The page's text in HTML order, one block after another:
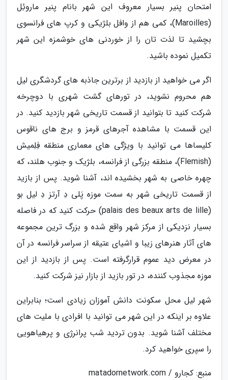
امتحان پنیر بسیار معروف این شهر بانام پنیر ماروئِل
(Maroilles)، کمی هم از وافل بلژیکی و کرپ های فرانسوی
بچشید تا لذت تان را از خوردنی های خوشمزه این شهر
تکمیل نموده باشید.
اگر می خواهید از بازدید از برترین جاذبه های گردشگری لیل
هم محروم نشوید، در تورهای گشت شهری با دوچرخه
شرکت کنید تا بتوانید از قسمت تاریخی شهر بازدید کنید. در
این قسمت با مشاهده آجرهای قرمز و برج های ناقوس
کلیساها می توانید با ویژگی های معماری منطقه فِلِمیش
(Flemish)، منطقه بزرگی از فرانسه، بلژیک و جنوب هلند، که
چهره خاصی به شهر بخشیده اند، آشنا شوید. پس از بازید
از قسمت تاریخی شهر به سمت موزه پَلی دِ آرتز دِ لیل بو
(palais des beaux arts de lille) حرکت کنید که در فاصله
بسیار نزدیکی از مرکز شهر واقع شده و بزرگ ترین مجموعه
های آثار هنرهای زیبا و اشیای عتیقه از سراسر فرانسه در آن
در معرض دید عموم قرارگرفته است. پس از بازدید از این
موزه مجذوب کننده، در تور بازید از بازار نیز شرکت کنید.
شهر لیل محل سکونت دانش آموزان زیادی است؛ بنابراین
علاوه بر اینکه در این شهر می توانید با افرادی با ملیت های
مختلف آشنا شوید. بدون تردید شب پرانرژی و پرهیاهویی
را سپری خواهید کرد.
منبع: کجارو / matadornetwork.com